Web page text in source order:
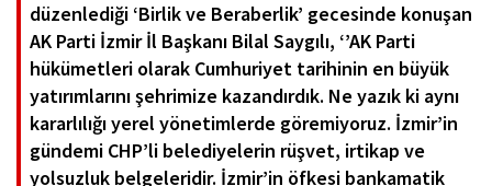
düzenlediği ‘Birlik ve Beraberlik’ gecesinde konuşan
AK Parti İzmir İl Başkanı Bilal Saygılı, ‘’AK Parti
hükümetleri olarak Cumhuriyet tarihinin en büyük
yatırımlarını şehrimize kazandırdık. Ne yazık ki aynı
kararlılığı yerel yönetimlerde göremiyoruz. İzmir’in
gündemi CHP’li belediyelerin rüşvet, irtikap ve
yolsuzluk belgeleridir. İzmir’in öfkesi bankamatik